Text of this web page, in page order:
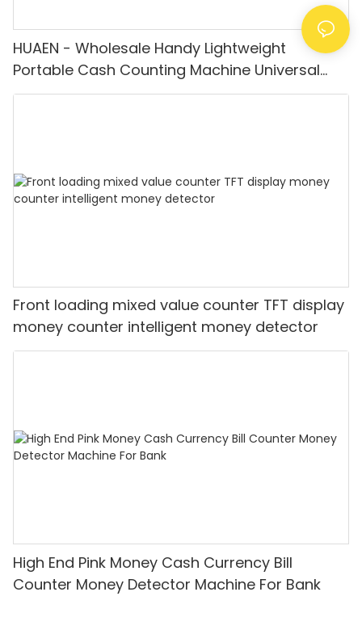
HUAEN - Wholesale Handy Lightweight
Portable Cash Counting Machine Universal
Mini Money Detector mix value counting
Front loading mixed value counter TFT display
money counter intelligent money detector
High End Pink Money Cash Currency Bill
Counter Money Detector Machine For Bank